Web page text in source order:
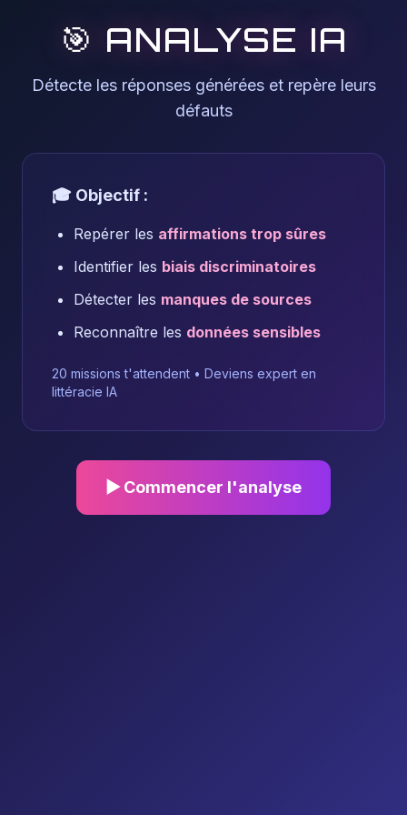
🎯 ANALYSE IA
Détecte les réponses générées et repère leurs
défauts
🎓 Objectif :
Repérer les affirmations trop sûres
Identifier les biais discriminatoires
Détecter les manques de sources
Reconnaître les données sensibles
20 missions t'attendent • Deviens expert en
littéracie IA
▶ Commencer l'analyse